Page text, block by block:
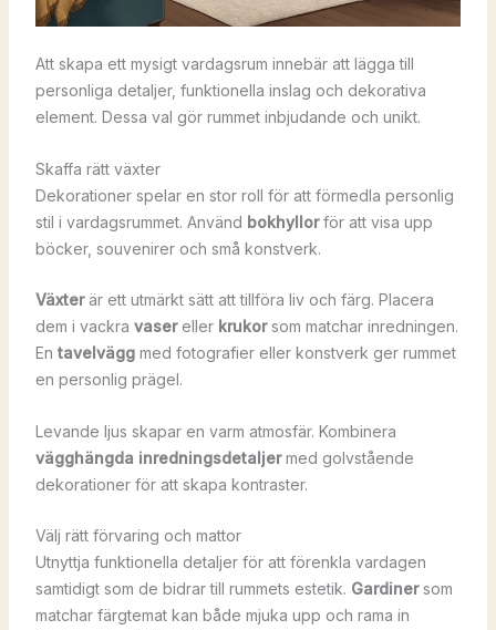
Att skapa ett mysigt vardagsrum innebär att lägga till
personliga detaljer, funktionella inslag och dekorativa
element. Dessa val gör rummet inbjudande och unikt.
Skaffa rätt växter
Dekorationer spelar en stor roll för att förmedla personlig
stil i vardagsrummet. Använd bokhyllorför att visa upp
böcker, souvenirer och små konstverk.
Växterär ett utmärkt sätt att tillföra liv och färg. Placera
dem i vackra vasereller krukorsom matchar inredningen.
En tavelväggmed fotografier eller konstverk ger rummet
en personlig prägel.
Levande ljus skapar en varm atmosfär. Kombinera
vägghängda inredningsdetaljermed golvstående
dekorationer för att skapa kontraster.
Välj rätt förvaring och mattor
Utnyttja funktionella detaljer för att förenkla vardagen
samtidigt som de bidrar till rummets estetik. Gardinersom
matchar färgtemat kan både mjuka upp och rama in